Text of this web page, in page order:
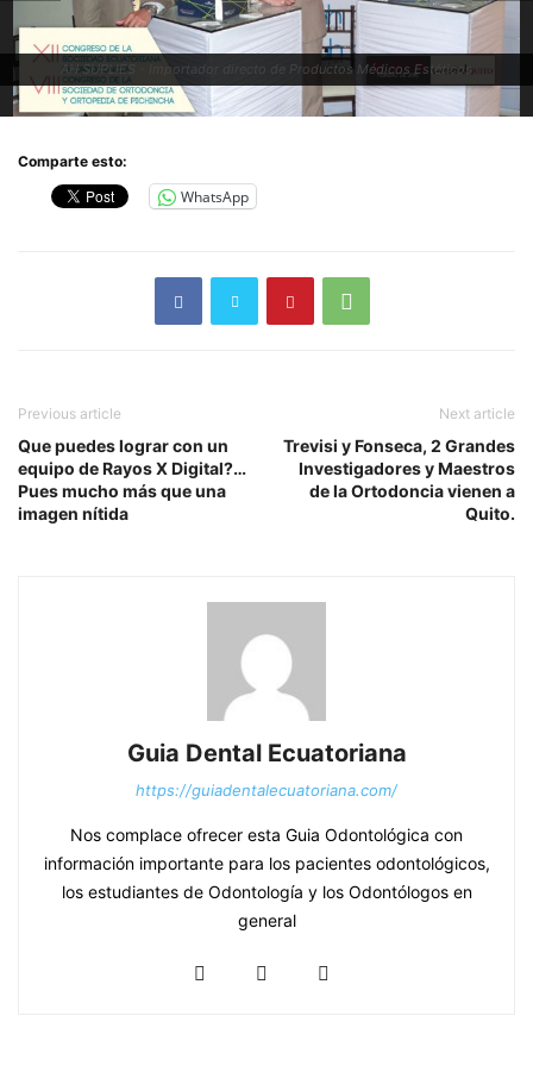
AH SUPLIES - Importador directo de Productos Médicos Estéticos
Comparte esto:
WhatsApp
Previous article
Que puedes lograr con un
equipo de Rayos X Digital?…
Pues mucho más que una
imagen nítida
Next article
Trevisi y Fonseca, 2 Grandes
Investigadores y Maestros
de la Ortodoncia vienen a
Quito.
Guia Dental Ecuatoriana
https://guiadentalecuatoriana.com/
Nos complace ofrecer esta Guia Odontológica con
información importante para los pacientes odontológicos,
los estudiantes de Odontología y los Odontólogos en
general